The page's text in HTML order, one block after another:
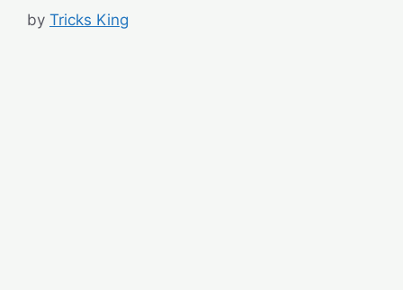
by Tricks King